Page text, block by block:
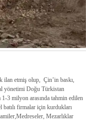
etmiş olup, Çin’in baskı,
yönetimi Doğu Türkistan
3 milyon arasında tahmin edilen
firmalar için kurdukları
Mezarlıklar